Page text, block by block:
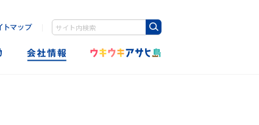
Write your search query here